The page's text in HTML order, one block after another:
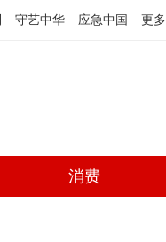
守艺中华 应急中国 更多
消费